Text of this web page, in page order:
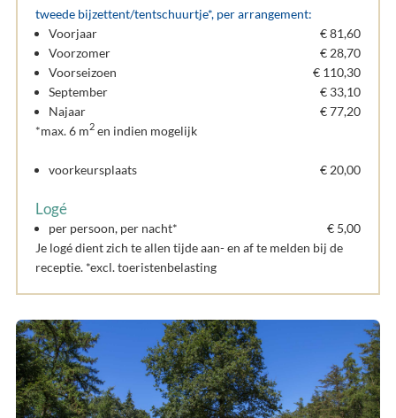
tweede bijzettent/tentschuurtje*, per arrangement:
Voorjaar
€ 81,60
Voorzomer
€ 28,70
Voorseizoen
€ 110,30
September
€ 33,10
Najaar
€ 77,20
*max. 6 m2 en indien mogelijk
voorkeursplaats € 20,00
Logé
per persoon, per nacht*
€ 5,00
Je logé dient zich te allen tijde aan- en af te melden bij de
receptie. *excl. toeristenbelasting